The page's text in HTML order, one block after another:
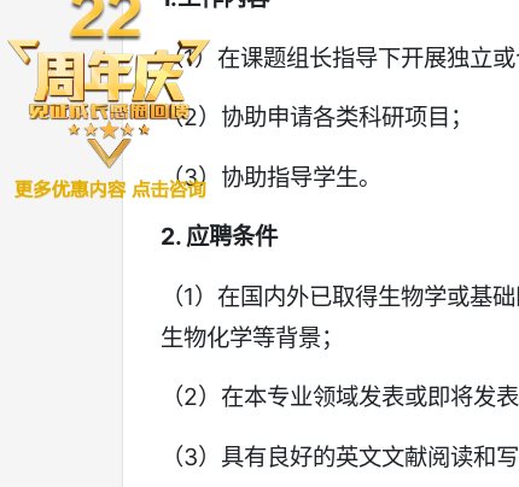
（1）在课题组长指导下开展独立或
（2）协助申请各类科研项目；
（3）协助指导学生。
2. 应聘条件
（1）在国内外已取得生物学或基
生物化学等背景；
（2）在本专业领域发表或即将发
（3）具有良好的英文文献阅读和写